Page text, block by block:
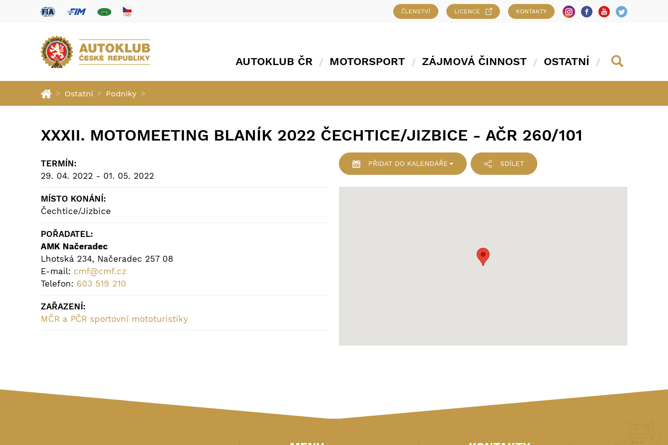
ČLENSTVÍ LICENCE KONTAKTY
AUTOKLUB ČR MOTORSPORT ZÁJMOVÁ ČINNOST OSTATNÍ
> Ostatní > Podniky >
XXXII. MOTOMEETING BLANÍK 2022 ČECHTICE/JIZBICE - AČR 260/101
TERMÍN:
29. 04. 2022 - 01. 05. 2022
MÍSTO KONÁNÍ:
Čechtice/Jizbice
POŘADATEL:
AMK Načeradec
Lhotská 234, Načeradec 257 08
E-mail: cmf@cmf.cz
Telefon: 603 519 210
ZAŘAZENÍ:
MČR a PČR sportovní mototuristiky
PŘIDATDO KALENDÁŘE SDÍLET